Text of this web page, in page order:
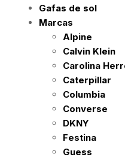
Gafas de sol
Marcas
Alpine
Calvin Klein
Carolina
Caterpillar
Columbia
Converse
DKNY
Festina
Guess